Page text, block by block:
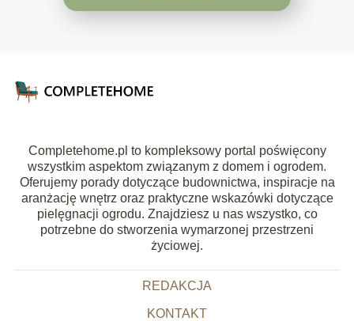
Completehome.pl to kompleksowy portal poświęcony
wszystkim aspektom związanym z domem i ogrodem.
Oferujemy porady dotyczące budownictwa, inspiracje na
aranżację wnętrz oraz praktyczne wskazówki dotyczące
pielęgnacji ogrodu. Znajdziesz u nas wszystko, co
potrzebne do stworzenia wymarzonej przestrzeni
życiowej.
REDAKCJA
KONTAKT